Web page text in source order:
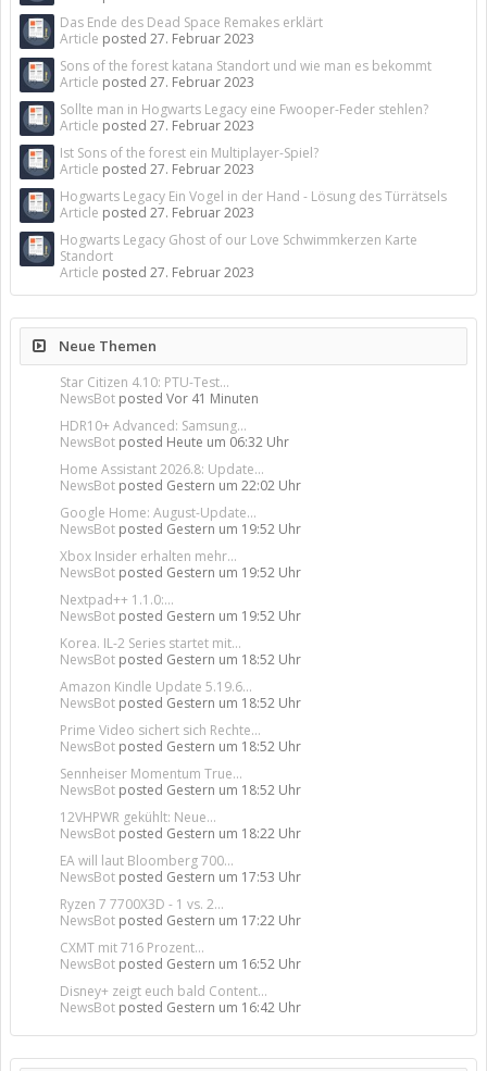
Das Ende des Dead Space Remakes erklärt
Article posted 27. Februar 2023
Sons of the forest katana Standort und wie man es bekommt
Article posted 27. Februar 2023
Sollte man in Hogwarts Legacy eine Fwooper-Feder stehlen?
Article posted 27. Februar 2023
Ist Sons of the forest ein Multiplayer-Spiel?
Article posted 27. Februar 2023
Hogwarts Legacy Ein Vogel in der Hand - Lösung des Türrätsels
Article posted 27. Februar 2023
Hogwarts Legacy Ghost of our Love Schwimmkerzen Karte
Standort
Article posted 27. Februar 2023
Neue Themen
Star Citizen 4.10: PTU-Test...
NewsBot posted Vor 41 Minuten
HDR10+ Advanced: Samsung...
NewsBot posted Heute um 06:32 Uhr
Home Assistant 2026.8: Update...
NewsBot posted Gestern um 22:02 Uhr
Google Home: August-Update...
NewsBot posted Gestern um 19:52 Uhr
Xbox Insider erhalten mehr...
NewsBot posted Gestern um 19:52 Uhr
Nextpad++ 1.1.0:...
NewsBot posted Gestern um 19:52 Uhr
Korea. IL-2 Series startet mit...
NewsBot posted Gestern um 18:52 Uhr
Amazon Kindle Update 5.19.6...
NewsBot posted Gestern um 18:52 Uhr
Prime Video sichert sich Rechte...
NewsBot posted Gestern um 18:52 Uhr
Sennheiser Momentum True...
NewsBot posted Gestern um 18:52 Uhr
12VHPWR gekühlt: Neue...
NewsBot posted Gestern um 18:22 Uhr
EA will laut Bloomberg 700...
NewsBot posted Gestern um 17:53 Uhr
Ryzen 7 7700X3D - 1 vs. 2...
NewsBot posted Gestern um 17:22 Uhr
CXMT mit 716 Prozent...
NewsBot posted Gestern um 16:52 Uhr
Disney+ zeigt euch bald Content...
NewsBot posted Gestern um 16:42 Uhr